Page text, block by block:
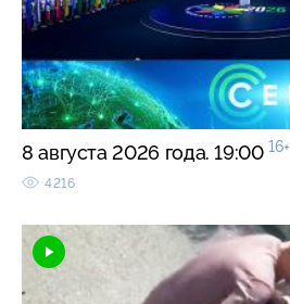
8 августа 2026 года. 19:00 16+
4216